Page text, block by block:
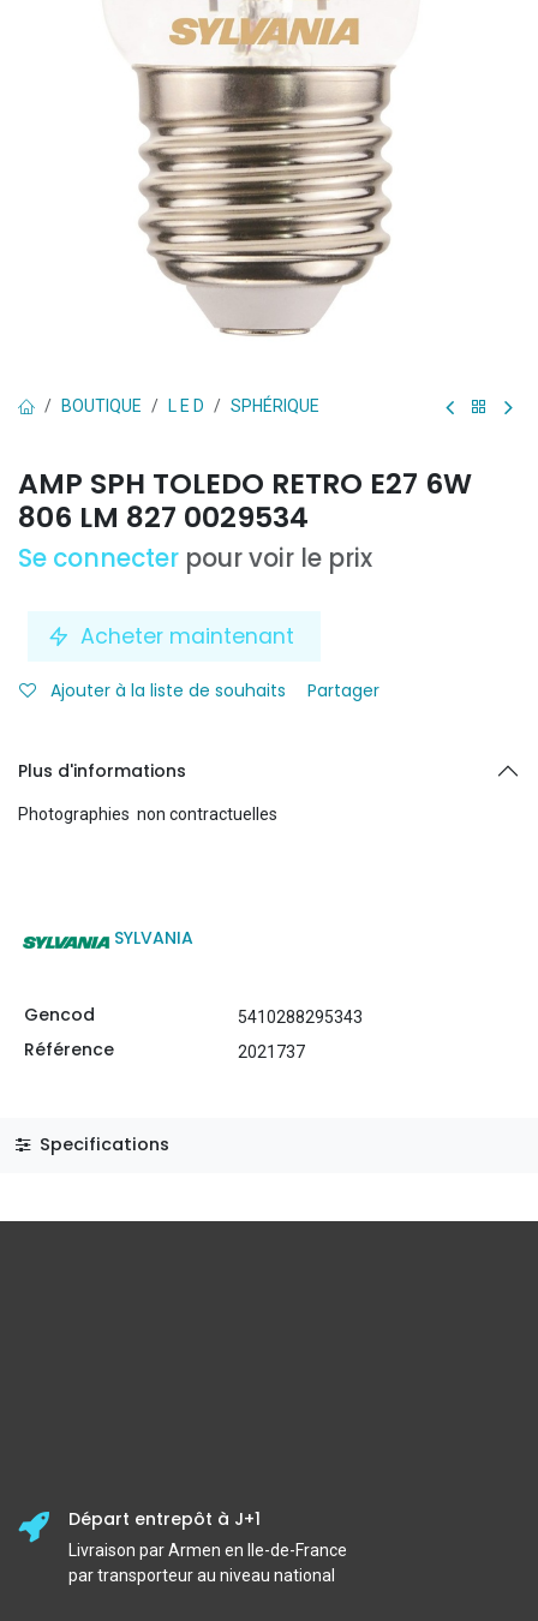
BOUTIQUE L E D SPHÉRIQUE
AMP SPH TOLEDO RETRO E27 6W
806 LM 827 0029534
Se connecter pour voir le prix
Acheter maintenant
Ajouter à la liste de souhaits Partager
Plus d'informations
Photographies non contractuelles
SYLVANIA
Gencod 5410288295343
Référence 2021737
Specifications
Départ entrepôt à J+1
Livraison par Armen en Ile-de-France
par transporteur au niveau national